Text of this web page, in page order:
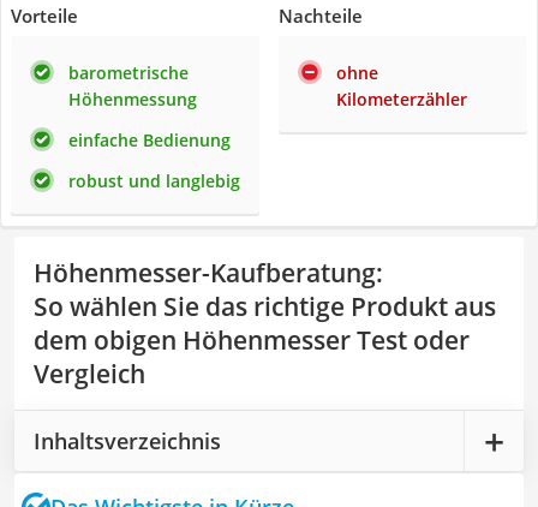
Vorteile
barometrische
Höhenmessung
einfache Bedienung
robust und langlebig
Nachteile
ohne
Kilometerzähler
Höhenmesser-Kaufberatung:
So wählen Sie das richtige Produkt aus
dem obigen Höhenmesser Test oder
Vergleich
Inhaltsverzeichnis